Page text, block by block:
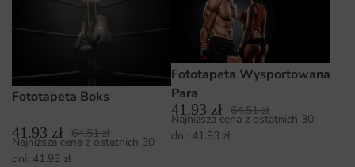
Fototapeta Boks
41.93 zł 64.51zł
Najniższa cena z ostatnich 30
dni: 41.93 zł
Fototapeta Wysportowana
Para
41.93 zł 64.51zł
Najniższa cena z ostatnich 30
dni: 41.93 zł